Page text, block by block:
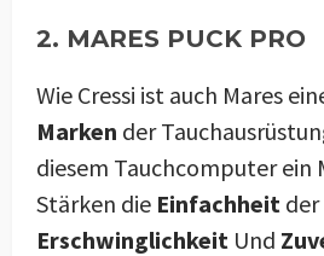
2. MARES PUCK PRO
Wie Cressi ist auch Mares
Marken der
diesem Tauchcomputer ein
Stärken die Einfachheit
Erschwinglichkeit Und